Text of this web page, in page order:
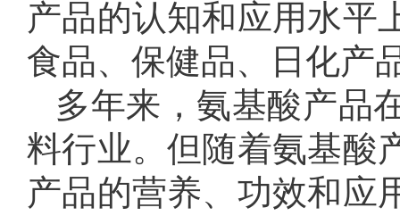
产品的认知和应用水平
食品、保健品、日化产
多年来，氨基酸产品
料行业。但随着氨基酸
产品的营养、功效和应